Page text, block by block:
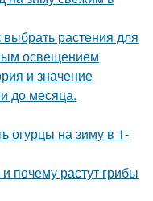
растения для
освещением
и значение
до месяца.
огурцы на зиму в 1-
почему растут грибы